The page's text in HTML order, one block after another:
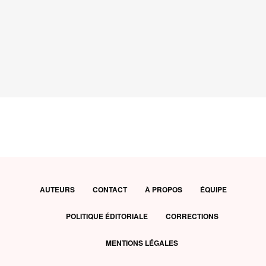
AUTEURS CONTACT À PROPOS ÉQUIPE
POLITIQUE ÉDITORIALE CORRECTIONS
MENTIONS LÉGALES